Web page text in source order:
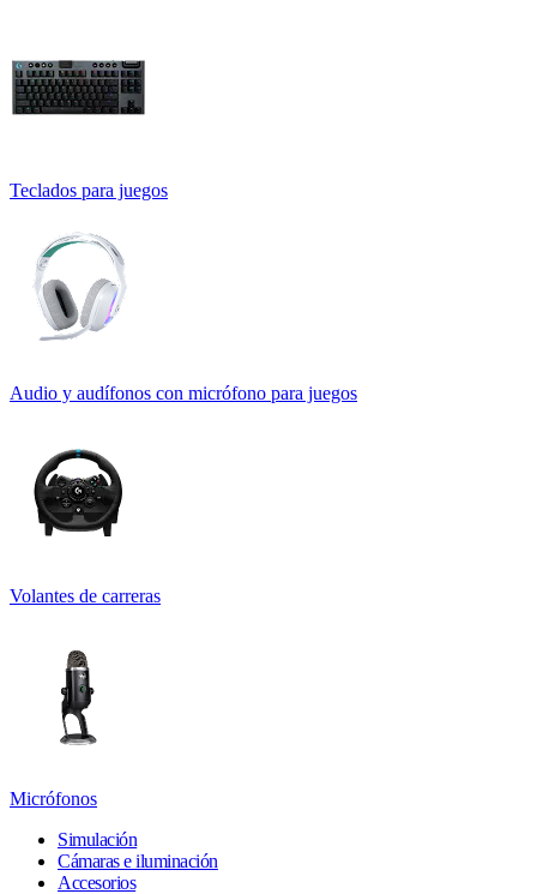
Teclados para juegos
Audio y audífonos con micrófono para juegos
Volantes de carreras
Micrófonos
Simulación
Cámaras e iluminación
Accesorios